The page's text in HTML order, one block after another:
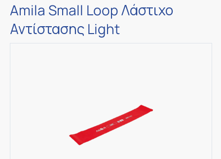
Amila Small Loop Λάστιχο
Αντίστασης Light